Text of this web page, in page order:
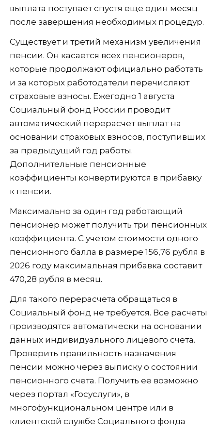
выплата поступает спустя еще один месяц
после завершения необходимых процедур.
Существует и третий механизм увеличения
пенсии. Он касается всех пенсионеров,
которые продолжают официально работать
и за которых работодатели перечисляют
страховые взносы. Ежегодно 1 августа
Социальный фонд России проводит
автоматический перерасчет выплат на
основании страховых взносов, поступивших
за предыдущий год работы.
Дополнительные пенсионные
коэффициенты конвертируются в прибавку
к пенсии.
Максимально за один год работающий
пенсионер может получить три пенсионных
коэффициента. С учетом стоимости одного
пенсионного балла в размере 156,76 рубля в
2026 году максимальная прибавка составит
470,28 рубля в месяц.
Для такого перерасчета обращаться в
Социальный фонд не требуется. Все расчеты
производятся автоматически на основании
данных индивидуального лицевого счета.
Проверить правильность назначения
пенсии можно через выписку о состоянии
пенсионного счета. Получить ее возможно
через портал «Госуслуги», в
многофункциональном центре или в
клиентской службе Социального фонда